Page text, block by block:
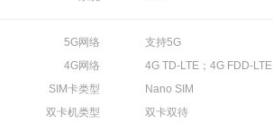
5G网络
支持5G
4G网络
4G TD-LTE；4G FDD-LTE
SIM卡类型
Nano SIM
双卡机类型
双卡双待